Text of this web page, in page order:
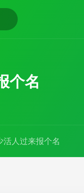
个名
活人过来报个名